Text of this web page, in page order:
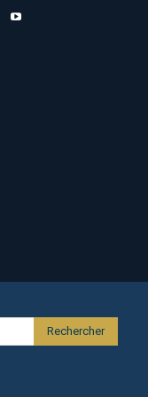
Rechercher